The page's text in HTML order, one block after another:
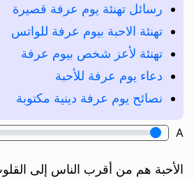
رسائل تهنئة يوم عرفة قصيرة
تهنئة الاحبة بيوم عرفة للواتس
تهنئة لأعز شخص بيوم عرفة
دعاء يوم عرفة للأحبة
نصائح يوم عرفة دينية مكتوبة
A
الأحبة هم من أقرب الناس إلى